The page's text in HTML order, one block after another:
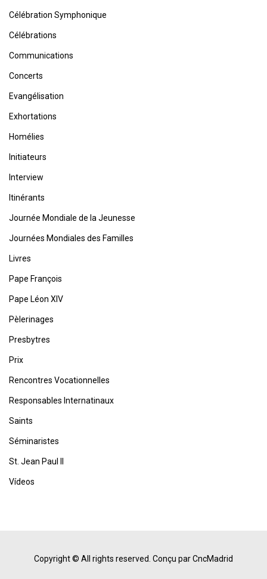
Célébration Symphonique
Célébrations
Communications
Concerts
Evangélisation
Exhortations
Homélies
Initiateurs
Interview
Itinérants
Journée Mondiale de la Jeunesse
Journées Mondiales des Familles
Livres
Pape François
Pape Léon XIV
Pèlerinages
Presbytres
Prix
Rencontres Vocationnelles
Responsables Internatinaux
Saints
Séminaristes
St. Jean Paul II
Vídeos
Copyright © All rights reserved. Conçu par CncMadrid